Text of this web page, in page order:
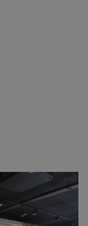
ACHTER EN